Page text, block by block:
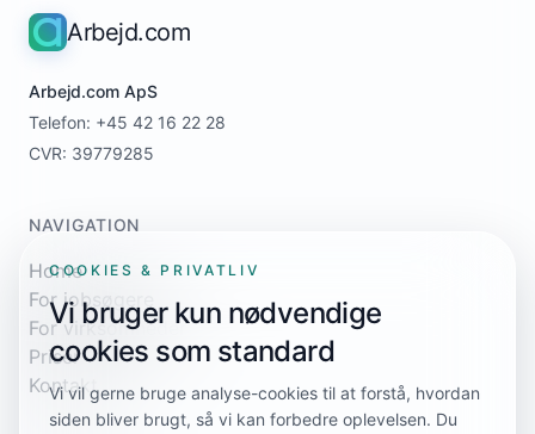
Arbejd.com
Arbejd.com ApS
Telefon: +45 42 16 22 28
CVR: 39779285
NAVIGATION
Home
For jobsøgere
For virksomheder
Priser
Kontakt
COOKIES & PRIVATLIV
Vi bruger kun nødvendige
cookies som standard
Vi vil gerne bruge analyse-cookies til at forstå, hvordan
siden bliver brugt, så vi kan forbedre oplevelsen. Du